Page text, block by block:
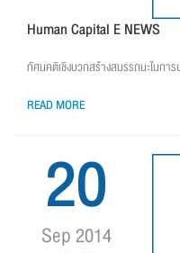
Human Capital E NEWS
ทัศนคติเชิงบวกสร้างสมรรถนะในกา
READ MORE
20
Sep 2014